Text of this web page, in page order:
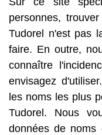
personnes,
Tudorel n'est pas
faire. En outre,
connaître
envisagez
les noms les plus
Tudorel. Nous
données de noms